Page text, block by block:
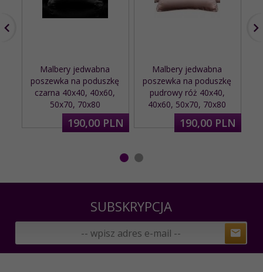
Malbery jedwabna
poszewka na poduszkę
czarna 40x40, 40x60,
50x70, 70x80
190,00 PLN
Malbery jedwabna
poszewka na poduszkę
pudrowy róż 40x40,
40x60, 50x70, 70x80
190,00 PLN
SUBSKRYPCJA